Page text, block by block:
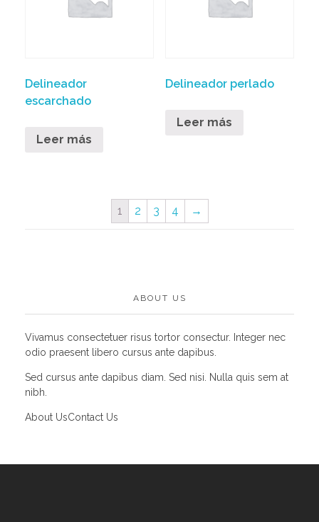
Delineador
escarchado
Leer más
Delineador perlado
Leer más
1 2 3 4 →
ABOUT US
Vivamus consectetuer risus tortor consectur. Integer nec
odio praesent libero cursus ante dapibus.
Sed cursus ante dapibus diam. Sed nisi. Nulla quis sem at
nibh.
About UsContact Us